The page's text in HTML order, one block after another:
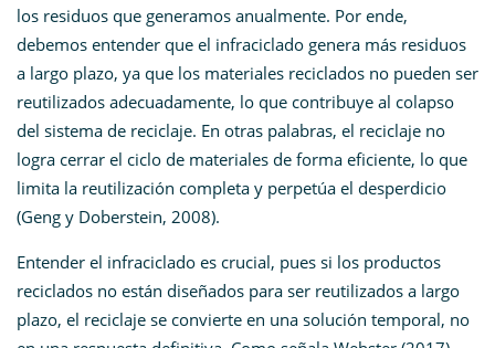
los residuos que generamos anualmente. Por ende,
debemos entender que el infraciclado genera más residuos
a largo plazo, ya que los materiales reciclados no pueden ser
reutilizados adecuadamente, lo que contribuye al colapso
del sistema de reciclaje. En otras palabras, el reciclaje no
logra cerrar el ciclo de materiales de forma eficiente, lo que
limita la reutilización completa y perpetúa el desperdicio
(Geng y Doberstein, 2008).
Entender el infraciclado es crucial, pues si los productos
reciclados no están diseñados para ser reutilizados a largo
plazo, el reciclaje se convierte en una solución temporal, no